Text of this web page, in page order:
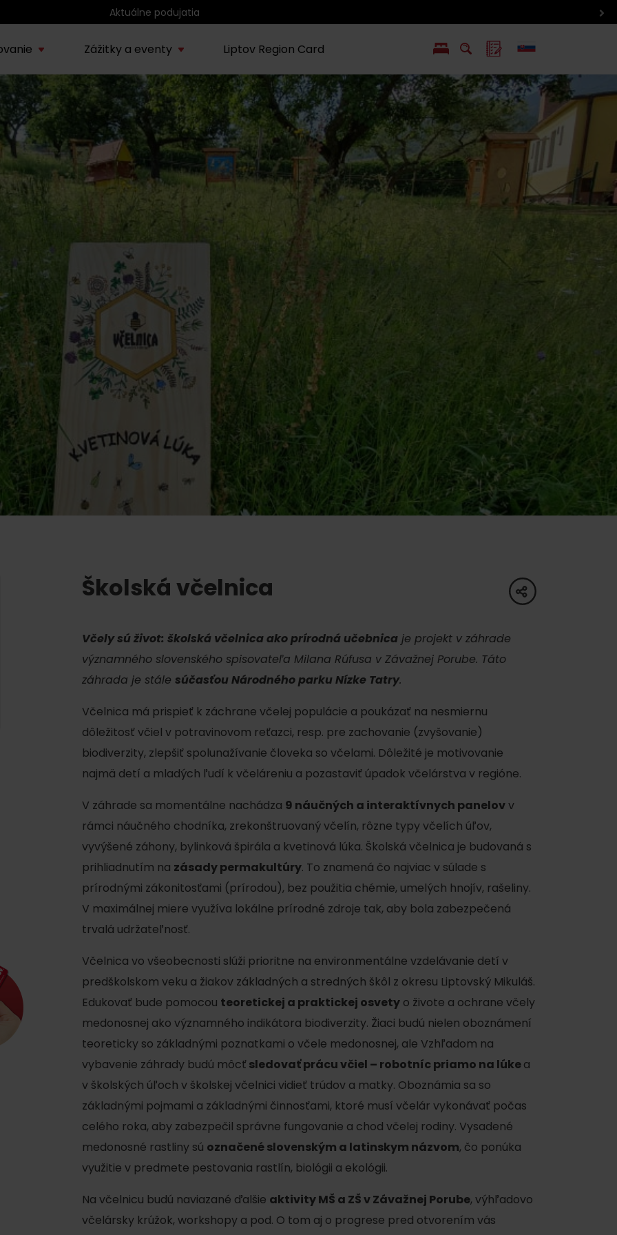
Blogy so zaujímavými témami
o regióne
Nepoznaný
Liptov
Chute a život
Liptova
Sprievodcovské služby na
Liptove
Zľavy s Liptov Region Card
ZOZNAM INFOCENTIER
Program pre zamestnancov
Konferenčné priestory
Teambuildingy
Voda, sneh a aktivity
zadarmo s Generali
Zážitky a eventy
AUG
13.
Kúpele Lúčky
Lúčanské kúpeľné leto
2026
20.
Region Liptov
Tropická noc v
Tatralandii – letný
špeciál
AUG
22.
Demänovská Dolina
Leto pod Chopkom
PODUJATIA
Zimné športy
Lyžovanie
Skialpinizmus
Bežkovanie
Vyber si typ zážitku
Všetky
Vodné parky
Wellness a spa
Kde sa nachádza
Liptov Region Card!
Voda, sneh a aktivity
podľa ročného obdobia
Liptov Region Card
EN
share
Školská včelnica
Včely sú život: školská včelnica ako prírodná učebnica je projekt v záhrade
významného slovenského spisovateľa Milana Rúfusa v Závažnej Porube. Táto
záhrada je stále súčasťou Národného parku Nízke Tatry.
Včelnica má prispieť k záchrane včelej populácie a poukázať na nesmiernu
dôležitosť včiel v potravinovom reťazci, resp. pre zachovanie (zvyšovanie)
biodiverzity, zlepšiť spolunažívanie človeka so včelami. Dôležité je motivovanie
najmä detí a mladých ľudí k včeláreniu a pozastaviť úpadok včelárstva v regióne.
V záhrade sa momentálne nachádza 9 náučných a interaktívnych panelovv
rámci náučného chodníka, zrekonštruovaný včelín, rôzne typy včelích úľov,
vyvýšené záhony, bylinková špirála a kvetinová lúka. Školská včelnica je budovaná s
prihliadnutím na zásady permakultúry. To znamená čo najviac v súlade s
prírodnými zákonitosťami (prírodou), bez použitia chémie, umelých hnojív, rašeliny.
V maximálnej miere využíva lokálne prírodné zdroje tak, aby bola zabezpečená
trvalá udržateľnosť.
Včelnica vo všeobecnosti slúži prioritne na environmentálne vzdelávanie detí v
predškolskom veku a žiakov základných a stredných škôl z okresu Liptovský Mikuláš.
Edukovať bude pomocou teoretickej a praktickej osvety o živote a ochrane včely
medonosnej ako významného indikátora biodiverzity. Žiaci budú nielen oboznámení
teoreticky so základnými poznatkami o včele medonosnej, ale Vzhľadom na
vybavenie záhrady budú môcťsledovať prácu včiel – robotníc priamo na lúkea
v školských úľoch v školskej včelnici vidieť trúdov a matky. Oboznámia sa so
základnými pojmami a základnými činnosťami, ktoré musí včelár vykonávať počas
celého roka, aby zabezpečil správne fungovanie a chod včelej rodiny. Vysadené
medonosné rastliny sú označené slovenským a latinskym názvom, čo ponúka
využitie v predmete pestovania rastlín, biológii a ekológii.
Na včelnicu budú naviazané ďalšie aktivity MŠ a ZŠ v Závažnej Porube, výhľadovo
včelársky krúžok, workshopy a pod. O tom aj o progrese pred otvorením vás